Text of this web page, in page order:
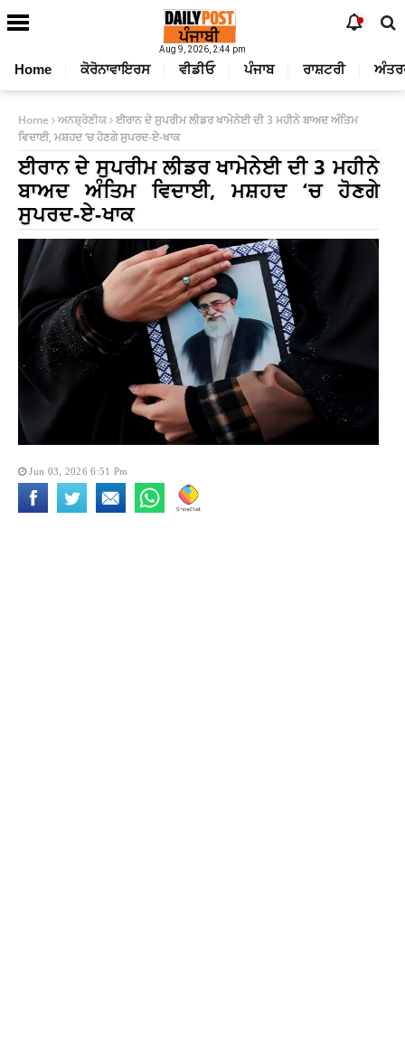
Aug 9, 2026, 2:44 pm
Home ਕੋਰੋਨਾਵਾਇਰਸ ਵੀਡੀਓ ਪੰਜਾਬ ਰਾਸ਼ਟਰੀ
Home ਅਨਸ਼੍ਰੇਣੀਯ ਈਰਾਨ ਦੇ ਸੁਪਰੀਮ ਲੀਡਰ ਖਾਮੇਨੇਈ ਦੀ 3 ਮਹੀਨੇ ਬਾਅਦ ਅੰਤਿਮ
ਵਿਦਾਈ, ਮਸ਼ਹਦ ‘ਚ ਹੋਣਗੇ ਸੁਪਰਦ-ਏ-ਖਾਕ
ਈਰਾਨ ਦੇ ਸੁਪਰੀਮ ਲੀਡਰ ਖਾਮੇਨੇਈ ਦੀ 3 ਮਹੀਨੇ
ਬਾਅਦ ਅੰਤਿਮ ਵਿਦਾਈ, ਮਸ਼ਹਦ ‘ਚ ਹੋਣਗੇ
ਸੁਪਰਦ-ਏ-ਖਾਕ
Jun 03, 2026 6:51 Pm